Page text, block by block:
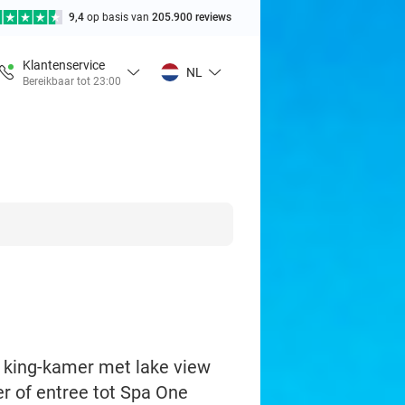
9,4 op basis van 205.900 reviews
Klantenservice
Bereikbaar tot 23:00
NL
kamer met lake view
of entree tot Spa One